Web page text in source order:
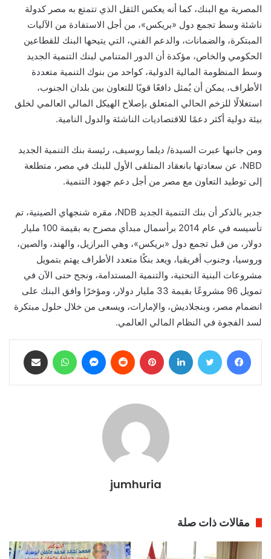
المصرية مع البنك، كما أنه يعكس الثقل الذي تتمتع به مصر كدولة
ناشئة وسط تجمع دول «بريكس»، من أجل الاستفادة من الآليات
المبتكرة، والضمانات، والدعم الفني، التي يتيحها البنك للقطاعين
الحكومي والخاص، مؤكدة أن الدور المتنامي لبنك التنمية الجديد
وسط المنظومة المالية الدولية، كواحد من بنوك التنمية متعددة
الأطراف، يمكن أن يُمثل دافعًا قويًا للتعاون بين بلدان الجنوب،
استغلالًا للزخم الحالي المتعلق بإصلاح الهيكل المالي العالمي لخلق
بيئة دولية أكثر دعمًا للاقتصاديات الناشئة والدول النامية.
ومن جانبها عبرت السيدة/ ديلما روسيف، رئيسة بنك التنمية الجديد
NBD، عن سعادتها بانعقاد المتلقى الأول للبنك في مصر، متطلعة
إلى توطيد التعاون مع مصر من أجل دعم جهود التنمية.
جدير بالذكر أن بنك التنمية الجديد NDB، مقره شنجهاي الصينية، تم
تأسيسه في عام 2014 برأسمال مبدأي مصرح به بقيمة 100 مليار
دولار، من قبل تجمع دول «بريكس»، وهي البرازيل، والهند، والصين،
وروسيا، وجنوب أفريقيا، ويعد بنكًا متعدد الأطراف يهتم بتمويل
مشروعات البنية التحتية، والتنمية المستدامة، ونجح حتى الآن في
تمويل 96 مشروعًا بقيمة 33 مليار دولار، ومؤخرًا وافق البنك على
انضمام مصر، وبنجلاديش، والإمارات، ويسعى من خلال حلول مبتكرة
لسد الفجوة في النظام المالي العالمي.
فيسبوك تويتر لينكدإن بينتيريست ماسنجر واتساب
jumhuria
مقالات ذات صلة